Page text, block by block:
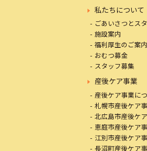
私たちについて
ごあいさつとス
施設案内
福利厚生のご案内
おむつ募金
スタッフ募集
産後ケア事業
産後ケア事業に
札幌市産後ケア
北広島市産後ケ
恵庭市産後ケア
江別市産後ケア
長沼町産後ケア